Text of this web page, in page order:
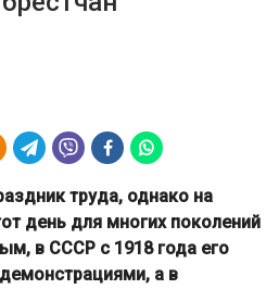
труда, однако на
день для многих поколений
в СССР с 1918 года его
а в